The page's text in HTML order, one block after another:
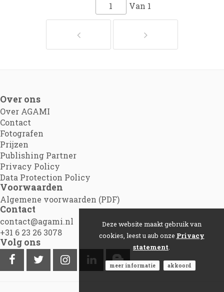
Van 1
Over ons
Over AGAMI
Contact
Fotografen
Prijzen
Publishing Partner
Privacy Policy
Data Protection Policy
Voorwaarden
Algemene voorwaarden (PDF)
Contact
contact@agami.nl
+31 6 23 26 3078
Volg ons
Deze website maakt gebruik van
cookies, leest u aub onze Privacy
statement
meer informatie akkoord